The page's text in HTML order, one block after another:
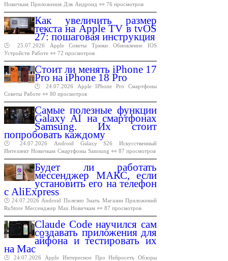
Новичкам Приложения Для Андроид 👀 76 просмотров
Как увеличить размер
текста на Apple TV в tvOS
27: пошаговая инструкция
🕑 25.07.2026 Apple Советы Трюки Обновление
IOS
Устройств Работе 👀 72 просмотров
Стоит ли менять iPhone 17
Pro на iPhone 18 Pro
🕑 24.07.2026 Apple IPhone Pro
Смартфоны
Советы Работе 👀 80 просмотров
Самые полезные функции
Galaxy AI на смартфонах
Samsung. Их стоит
попробовать каждому
🕑 24.07.2026 Android Galaxy S26
Искусственный
Интеллект Новичкам Смартфоны Samsung 👀 87 просмотров
Будет ли работать
мессенджер МАКС, если
установить его на телефон
с AliExpress
🕑 24.07.2026 Android Полезно Знать Магазин Приложений
RuStore Мессенджер Max Новичкам 👀 87 просмотров
Claude Code научился сам
создавать приложения для
айфона и тестировать их
на Mac
🕑 24.07.2026 Apple Интересное Про Нейросеть Обзоры